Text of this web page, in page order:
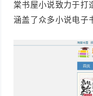
棠书屋小说致力于打
涵盖了众多小说电子